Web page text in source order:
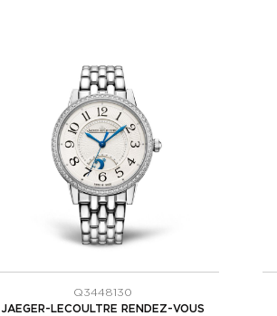
Q3448130
JAEGER-LECOULTRE RENDEZ-VOUS